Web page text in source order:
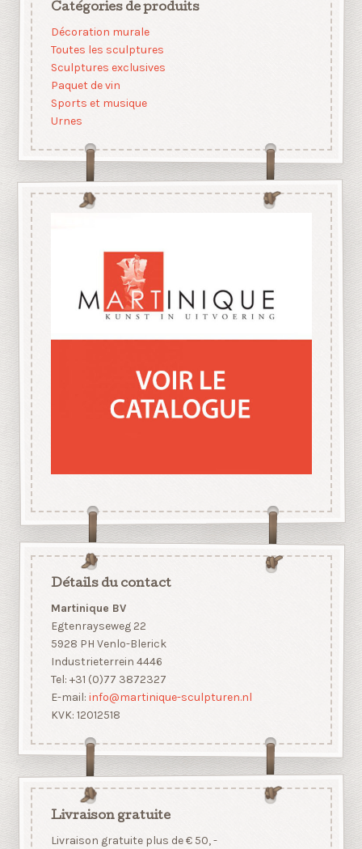
Catégories de produits
Décoration murale
Toutes les sculptures
Sculptures exclusives
Paquet de vin
Sports et musique
Urnes
Détails du contact
Martinique BV
Egtenrayseweg 22
5928 PH Venlo-Blerick
Industrieterrein 4446
Tel: +31 (0)77 3872327
E-mail: info@martinique-sculpturen.nl
KVK: 12012518
Livraison gratuite
Livraison gratuite plus de € 50, -